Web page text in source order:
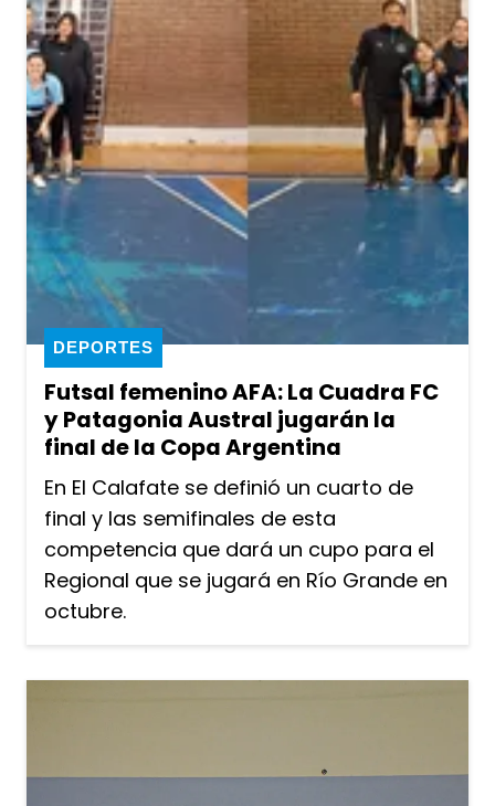
Futsal femenino AFA: La Cuadra FC
y Patagonia Austral jugarán la
final de la Copa Argentina
DEPORTES
En El Calafate se definió un cuarto de
final y las semifinales de esta
competencia que dará un cupo para el
Regional que se jugará en Río Grande en
octubre.